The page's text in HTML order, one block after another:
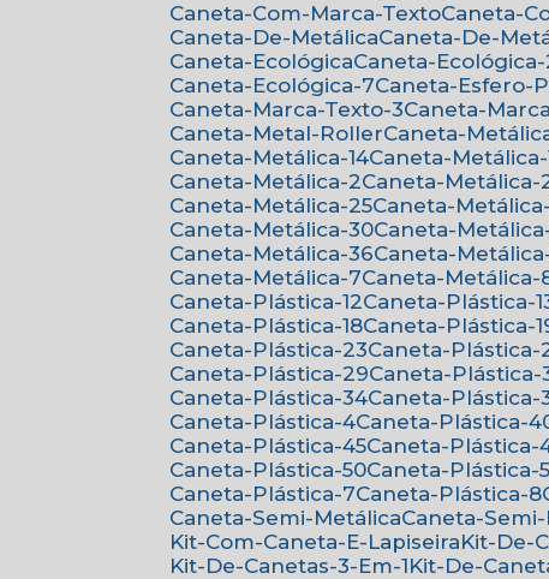
Caneta-Com-Marca-Texto
Caneta-
Caneta-De-Metálica
Caneta-De-
Caneta-Ecológica
Caneta-
Caneta-Ecológica-7
Caneta-Esfero-
Caneta-Marca-Texto-3
Caneta-
Caneta-Metal-Roller
Caneta-
Caneta-Metálica-14
Caneta-Metálica-
Caneta-Metálica-2
Caneta-Metálica-
Caneta-Metálica-25
Caneta-
Caneta-Metálica-30
Caneta-
Caneta-Metálica-36
Caneta-
Caneta-Metálica-7
Caneta-Metálica-
Caneta-Plástica-12
Caneta-Plástica-
Caneta-Plástica-18
Caneta-Plástica-
Caneta-Plástica-23
Caneta-Plástica-
Caneta-Plástica-29
Caneta-Plástica-
Caneta-Plástica-34
Caneta-Plástica-
Caneta-Plástica-4
Caneta-Plástica-
Caneta-Plástica-45
Caneta-Plástica-
Caneta-Plástica-50
Caneta-Plástica-
Caneta-Plástica-7
Caneta-Plástica-8
Caneta-Semi-Metálica
Caneta-
Kit-Com-Caneta-E-Lapiseira
Kit-De-
Kit-De-Canetas-3-Em-1
Kit-De-